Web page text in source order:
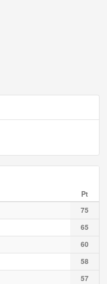
Pt
75
65
60
58
57